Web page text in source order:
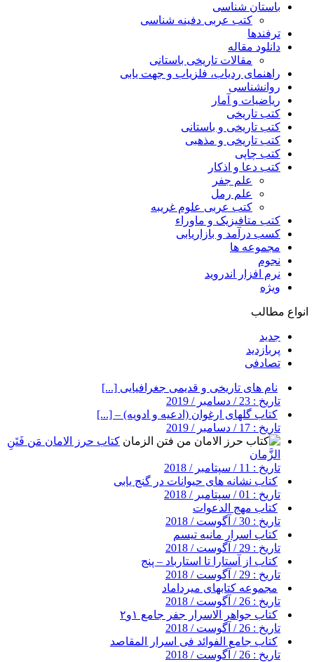
باستان شناسی
کتب عربی دفینه شناسی
ترفندها
دانلود مقاله
مقالات تاریخی باستانی
راهنمای ردیاب، فلزیاب و جهت یابی
روانشناسی
ریاضیات و آمار
کتب تاریخی
کتب تاریخی و باستانی
کتب تاریخی و مذهبی
کتب چاپی
کتب دعا و اذکار
علم جفر
علم رمل
کتب عربی علوم غریبه
کتب متافیزیک و ماوراء
کسب درآمد و بازاریابی
مجموعه ها
نجوم
نرم افزار اندروید
ویژه
انواع مطالب
جدید
پربازدید
تصادفی
نام های تاریخی و قدیمی جغرافیایی [...]
تاریخ : 23 / دسامبر / 2019
کتاب گلهای ارغوان (ادعیه و ادویه) – [...]
تاریخ : 17 / دسامبر / 2019
کتاب حرز الامان مَن فَتَنِ
الزَّمان
تاریخ : 11 / سپتامبر / 2018
کتاب نشانه های حیوانات در گنج یابی
تاریخ : 01 / سپتامبر / 2018
کتاب مهج الدعوات
تاریخ : 30 / آگوست / 2018
کتاب اسرار مانیه تیسم
تاریخ : 29 / آگوست / 2018
کتاب از آستارا تا استارباد – پنج
تاریخ : 29 / آگوست / 2018
مجموعه کتابهای میرداماد
تاریخ : 26 / آگوست / 2018
کتاب جواهر الاسرار جفر جامع ۱و۲
تاریخ : 26 / آگوست / 2018
کتاب جامع الفوائد فی اسرار المقاصد
تاریخ : 26 / آگوست / 2018